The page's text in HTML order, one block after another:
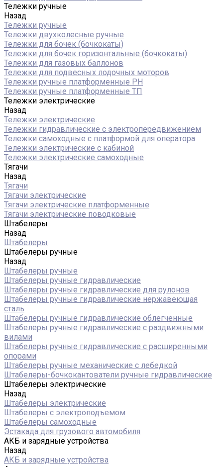
Тележки ручные
Назад
Тележки ручные
Тележки двухколесные ручные
Тележки для бочек (бочкокаты)
Тележки для бочек горизонтальные (бочкокаты)
Тележки для газовых баллонов
Тележки для подвесных лодочных моторов
Тележки ручные платформенные PH
Тележки ручные платформенные ТП
Тележки электрические
Назад
Тележки электрические
Тележки гидравлические с электропередвижением
Тележки самоходные с платформой для оператора
Тележки электрические с кабиной
Тележки электрические самоходные
Тягачи
Назад
Тягачи
Тягачи электрические
Тягачи электрические платформенные
Тягачи электрические поводковые
Штабелеры
Назад
Штабелеры
Штабелеры ручные
Назад
Штабелеры ручные
Штабелеры ручные гидравлические
Штабелеры ручные гидравлические для рулонов
Штабелеры ручные гидравлические нержавеющая
сталь
Штабелеры ручные гидравлические облегченные
Штабелеры ручные гидравлические с раздвижными
вилами
Штабелеры ручные гидравлические с расширенными
опорами
Штабелеры ручные механические с лебедкой
Штабелеры-бочкокантователи ручные гидравлические
Штабелеры электрические
Назад
Штабелеры электрические
Штабелеры с электроподъемом
Штабелеры самоходные
Эстакада для грузового автомобиля
АКБ и зарядные устройства
Назад
АКБ и зарядные устройства